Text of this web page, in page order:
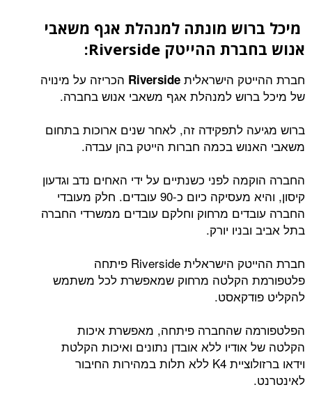
מיכל ברוש מונתה למנהלת אגף משאבי
אנוש בחברת ההייטק Riverside
:
חברת ההייטק הישראלית Riverside הכריזה על מינויה
של מיכל ברוש למנהלת אגף משאבי אנוש בחברה.
ברוש מגיעה לתפקידה זה, לאחר שנים ארוכות בתחום
משאבי האנוש בכמה חברות הייטק בהן עבדה.
החברה הוקמה לפני כשנתיים על ידי האחים נדב וגדעון
קיסון, והיא מעסיקה כיום כ-90 עובדים. חלק מעובדי
החברה עובדים מרחוק וחלקם עובדים ממשרדי החברה
בתל אביב ובניו יורק.
חברת ההייטק הישראלית Riverside פיתחה
פלטפורמת הקלטה מרחוק שמאפשרת לכל משתמש
להקליט פודקאסט.
הפלטפורמה שהחברה פיתחה, מאפשרת איכות
הקלטה של אודיו ללא אובדן נתונים ואיכות הקלטת
וידאו ברזולוציית K4 ללא תלות במהירות החיבור
לאינטרנט.